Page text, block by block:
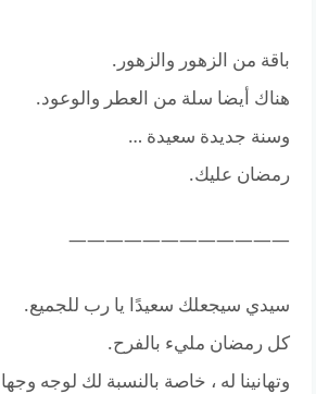
باقة من الزهور والزهور.
هناك أيضا سلة من العطر والوعود.
وسنة جديدة سعيدة …
رمضان عليك.
————————————
سيدي سيجعلك سعيدًا يا رب للجميع.
كل رمضان مليء بالفرح.
وتهانينا له ، خاصة بالنسبة لك لوجه